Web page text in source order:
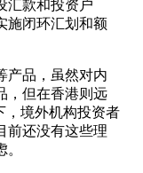
汇款和投资户
施闭环汇划和额
产品，虽然对内
，但在香港则远
，境外机构投资者
前还没有这些理